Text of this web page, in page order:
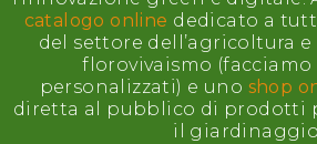
catalogo online dedicato a
del settore dell’agricoltura e
florovivaismo (facciamo
personalizzati) e uno shop
diretta al pubblico di prodotti
il